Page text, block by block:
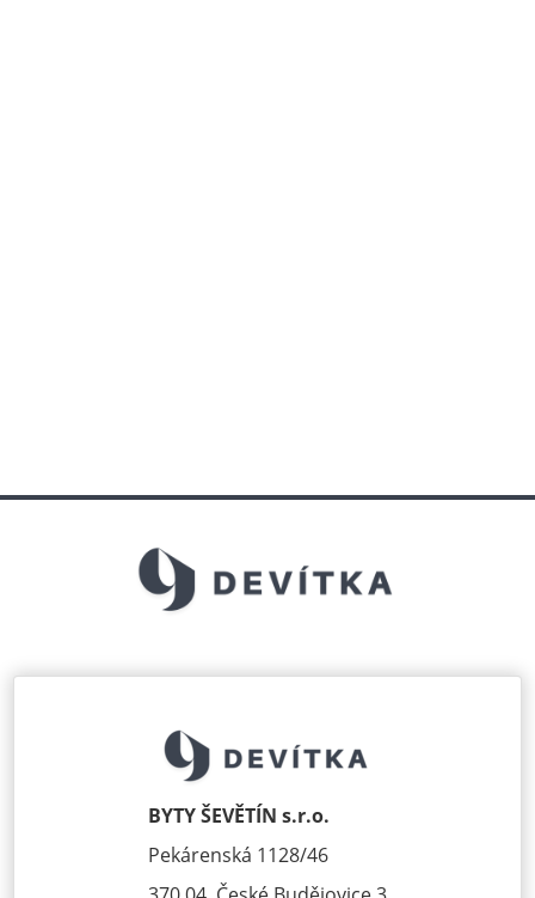
BYTY ŠEVĚTÍN s.r.o.
Pekárenská 1128/46